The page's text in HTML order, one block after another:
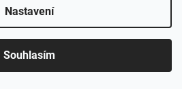
Nastavení
Souhlasím